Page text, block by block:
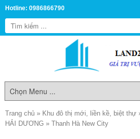
Hotline: 0986866790
Trang chủ » Khu đô thị mới, liền kề, biệt thự
HẢI DƯƠNG » Thanh Hà New City